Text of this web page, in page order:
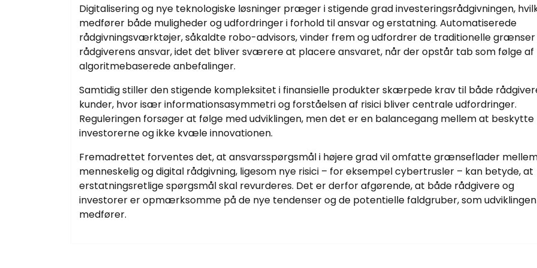
Digitalisering og nye teknologiske løsninger præger i stigende grad investeringsrådgivningen,
medfører både muligheder og udfordringer i forhold til ansvar og erstatning. Automatiserede
rådgivningsværktøjer, såkaldte robo-advisors, vinder frem og udfordrer de traditionelle
rådgiverens ansvar, idet det bliver sværere at placere ansvaret, når der opstår tab som følge af
algoritmebaserede anbefalinger.
Samtidig stiller den stigende kompleksitet i finansielle produkter skærpede krav til både
kunder, hvor især informationsasymmetri og forståelsen af risici bliver centrale udfordringer.
Reguleringen forsøger at følge med udviklingen, men det er en balancegang mellem at beskytte
investorerne og ikke kvæle innovationen.
Fremadrettet forventes det, at ansvarsspørgsmål i højere grad vil omfatte grænseflader
menneskelig og digital rådgivning, ligesom nye risici – for eksempel cybertrusler – kan betyde, at
erstatningsretlige spørgsmål skal revurderes. Det er derfor afgørende, at både rådgivere og
investorer er opmærksomme på de nye tendenser og de potentielle faldgruber, som udviklingen
medfører.